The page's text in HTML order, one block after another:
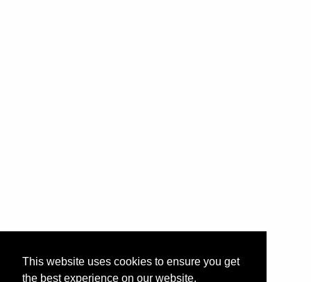
This website uses cookies to ensure you get
the best experience on our website.